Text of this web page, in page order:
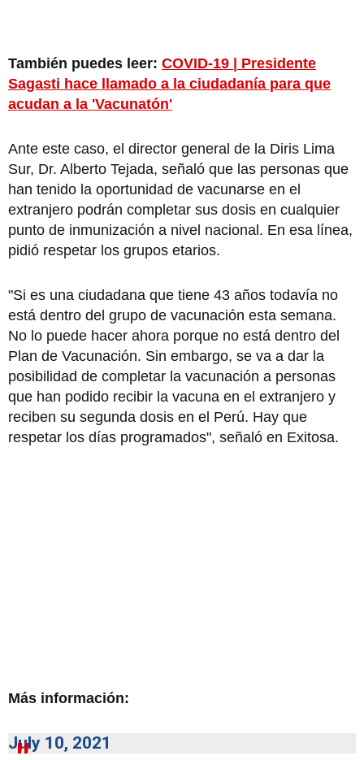
También puedes leer: COVID-19 | Presidente
Sagasti hace llamado a la ciudadanía para que
acudan a la 'Vacunatón'
Ante este caso, el director general de la Diris Lima
Sur, Dr. Alberto Tejada, señaló que las personas que
han tenido la oportunidad de vacunarse en el
extranjero podrán completar sus dosis en cualquier
punto de inmunización a nivel nacional. En esa línea,
pidió respetar los grupos etarios.
"Si es una ciudadana que tiene 43 años todavía no
está dentro del grupo de vacunación esta semana.
No lo puede hacer ahora porque no está dentro del
Plan de Vacunación. Sin embargo, se va a dar la
posibilidad de completar la vacunación a personas
que han podido recibir la vacuna en el extranjero y
reciben su segunda dosis en el Perú. Hay que
respetar los días programados", señaló en Exitosa.
Más información:
July 10, 2021